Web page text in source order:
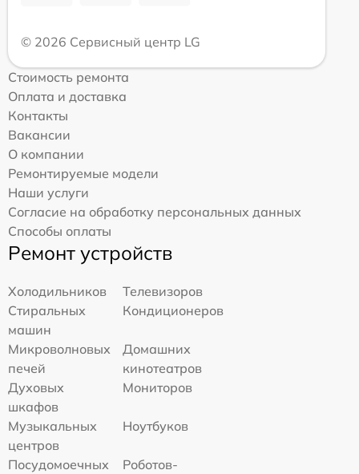
© 2026 Сервисный центр LG
Стоимость ремонта
Оплата и доставка
Контакты
Вакансии
О компании
Ремонтируемые модели
Наши услуги
Согласие на обработку персональных данных
Способы оплаты
Ремонт устройств
Холодильников
Телевизоров
Стиральных
машин
Кондиционеров
Микроволновых
печей
Домашних
кинотеатров
Духовых
шкафов
Мониторов
Музыкальных
центров
Ноутбуков
Посудомоечных
Роботов-